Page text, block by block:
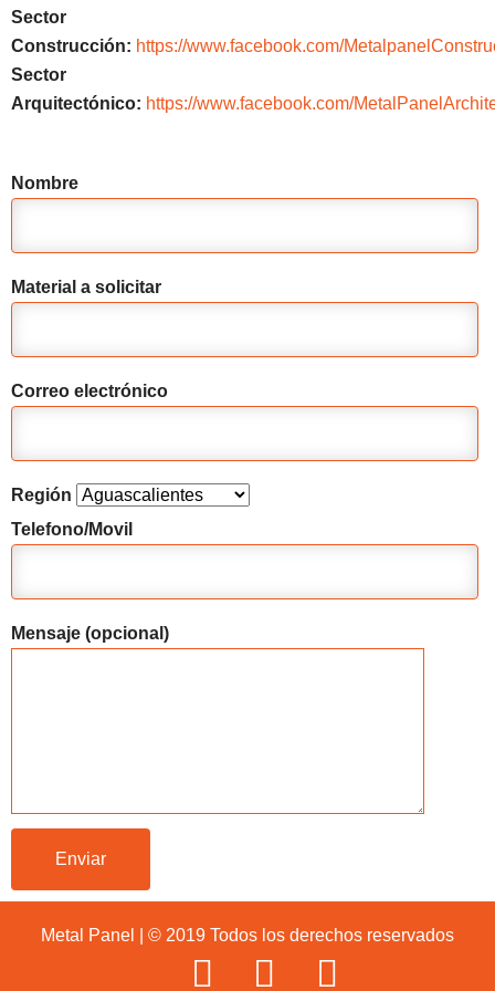
Sector
Construcción: https://www.facebook.com/
Sector
Arquitectónico: https://www.facebook.com/
Nombre
Material a solicitar
Correo electrónico
Región
Telefono/Movil
Mensaje (opcional)
Metal Panel | © 2019 Todos los derechos reservados